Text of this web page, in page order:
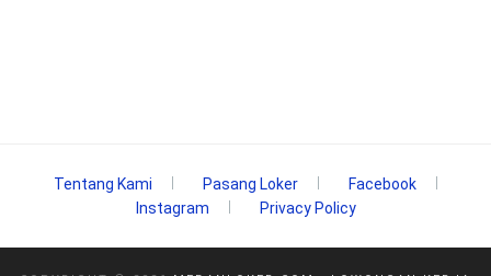
Tentang Kami Pasang Loker
Facebook
Instagram
Privacy Policy